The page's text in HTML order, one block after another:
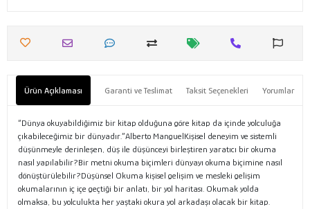
Ürün Açıklaması Garanti ve Teslimat Taksit Seçenekleri Yorumlar
“Dünya okuyabildiğimiz bir kitap olduğuna göre kitap da içinde yolculuğa
çıkabileceğimiz bir dünyadır.”Alberto ManguelKişisel deneyim ve sistemli
düşünmeyle derinleşen, düş ile düşünceyi birleştiren yaratıcı bir okuma
nasıl yapılabilir?Bir metni okuma biçimleri dünyayı okuma biçimine nasıl
dönüştürülebilir?Düşünsel Okuma kişisel gelişim ve mesleki gelişim
okumalarının iç içe geçtiği bir anlatı, bir yol haritası. Okumak yolda
olmaksa, bu yolculukta her yaştaki okura yol arkadaşı olacak bir kitap.